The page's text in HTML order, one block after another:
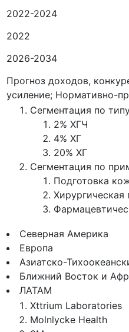
2022-2024
2022
2026-2034
Прогноз доходов,
усиление; Нормативно-
Сегментация по
2% ХГЧ
4% ХГ
20% ХГ
Сегментация по
Подготовка
Хирургическая
Северная Америка
Европа
Азиатско-
Ближний Восток и
ЛАТАМ
Xttrium Laboratories
Molnlycke Health